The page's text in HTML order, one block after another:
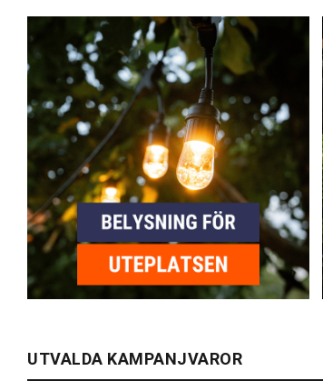
UTVALDA KAMPANJVAROR